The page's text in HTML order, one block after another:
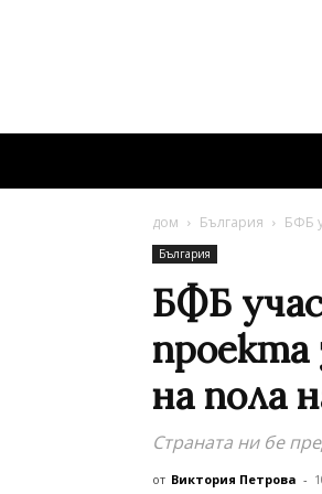
дом България БФБ
България
БФБ
проекта
на пола
Страната ни бе
от Виктория Петрова -